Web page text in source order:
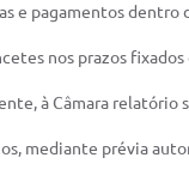
e pagamentos
nos prazos fixados
à Câmara relatório
mediante prévia